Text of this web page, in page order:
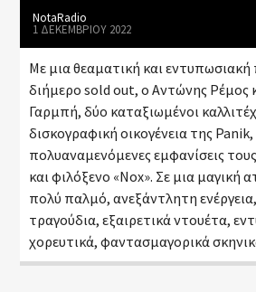
NotaRadio
1 ΔΕΚΕΜΒΡΊΟΥ 2022
Με μια θεαματική και εντυπωσιακή
διήμερο sold out, o Αντώνης Ρέμος
Γαρμπή, δύο καταξιωμένοι
δισκογραφική οικογένεια της Panik,
πολυαναμενόμενες εμφανίσεις
και φιλόξενο «Nox». Σε μια μαγική
πολύ παλμό, ανεξάντλητη
τραγούδια, εξαιρετικά ντουέτα,
χορευτικά, φαντασμαγορικά